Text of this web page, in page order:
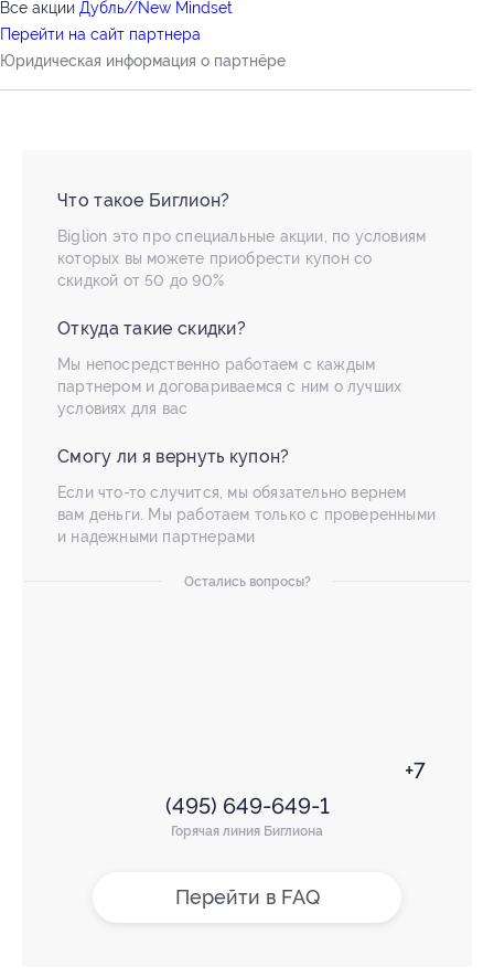
Все акции Дубль//New Mindset
Перейти на сайт партнера
Юридическая информация о партнёре
Что такое Биглион?
Biglion это про специальные акции, по условиям
которых вы можете приобрести купон со
скидкой от 50 до 90%
Откуда такие скидки?
Мы непосредственно работаем с каждым
партнером и договариваемся с ним о лучших
условиях для вас
Смогу ли я вернуть купон?
Если что-то случится, мы обязательно вернем
вам деньги. Мы работаем только с проверенными
и надежными партнерами
Остались вопросы?
+7
(495) 649-649-1
Горячая линия Биглиона
Перейти в FAQ